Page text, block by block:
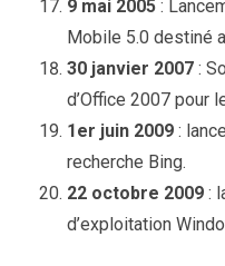
9 mai 2005 :
Mobile 5.0 destiné
30 janvier 2007 :
d’Office 2007 pour
1er juin 2009 :
recherche Bing.
22 octobre 2009 :
d’exploitation